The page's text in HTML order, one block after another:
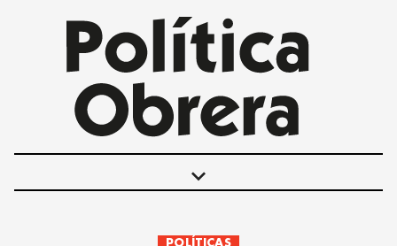
keyboard_arrow_down
POLÍTICAS